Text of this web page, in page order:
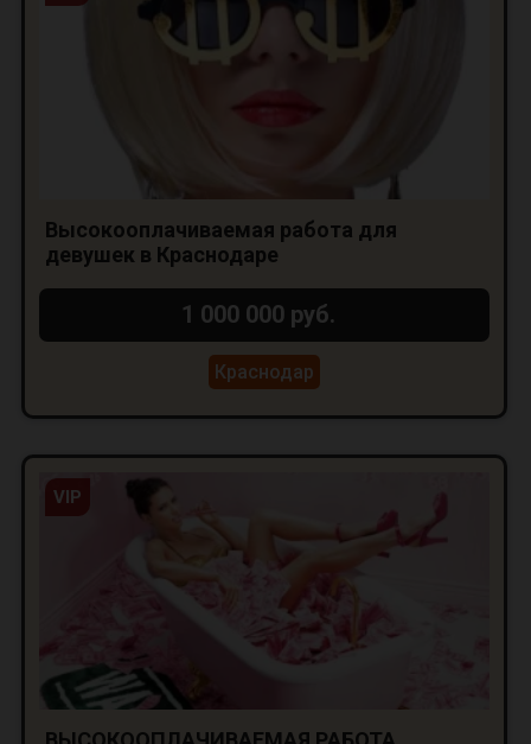
Высокооплачиваемая работа для
девушек в Краснодаре
1 000 000 руб.
Краснодар
VIP